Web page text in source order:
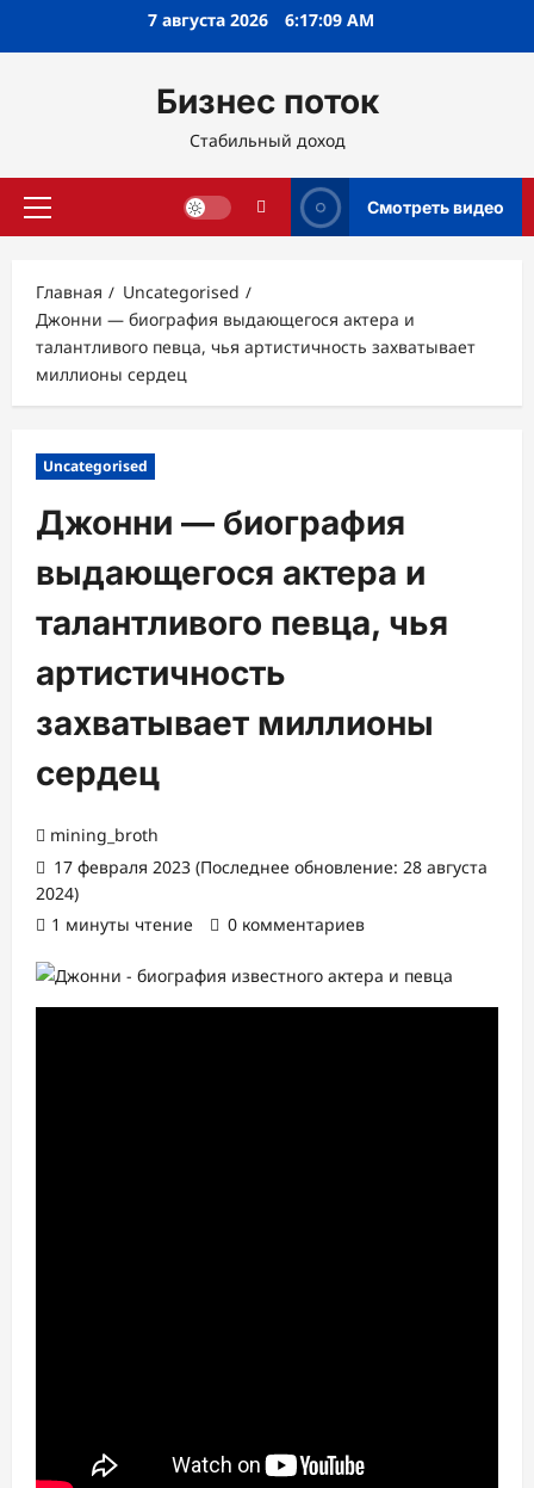
7 августа 2026 6:17:10 AM
Бизнес поток
Стабильный доход
Основное
Смотреть видео
Главная
Uncategorised
Джонни — биография выдающегося актера и
талантливого певца, чья артистичность захватывает
миллионы сердец
Uncategorised
Джонни — биография
выдающегося актера и
талантливого певца, чья
артистичность
захватывает миллионы
сердец
mining_broth
17 февраля 2023 (Последнее обновление: 28 августа
2024)
1 минуты чтение
0 комментариев